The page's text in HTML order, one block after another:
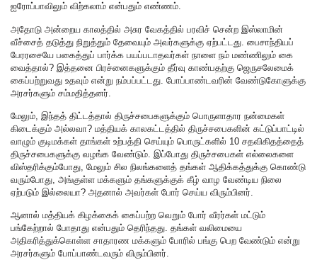
ஐரோப்பாவிலும் விற்கலாம் என்பதும் எண்ணம்.
அதோடு அன்றைய காலத்தில் அசுர வேகத்தில் பரவிச் சென்ற இஸ்லாமின்
வீச்சைத் தடுத்து நிறுத்தும் தேவையும் அவர்களுக்கு ஏற்பட்டது. பைசாந்தியப்
பேரரசையே பகைத்துப் பார்க்க பயப்படாதவர்கள் நாளை நம் மண்ணிலும் கை
வைத்தால்? இத்தனை பிரச்னைகளுக்கும் தீர்வு காண்பதற்கு ஜெருசலேமைக்
கைப்பற்றுவது உதவும் என்று நம்பப்பட்டது. போப்பாண்டவரின் வேண்டுகோளுக்கு
அரசர்களும் சம்மதித்தனர்.
மேலும், இந்தத் திட்டத்தால் திருச்சபைகளுக்கும் பொருளாதார நன்மைகள்
கிடைக்கும் அல்லவா? மத்தியக் காலகட்டத்தில் திருச்சபைகளின் கட்டுப்பாட்டில்
வாழும் குடிமக்கள் தாங்கள் உற்பத்தி செய்யும் பொருட்களில் 10 சதவிகிதத்தைத்
திருச்சபைகளுக்கு வழங்க வேண்டும். இப்போது திருச்சபைகள் எல்லைகளை
விஸ்தரிக்கும்போது, மேலும் சில நிலங்களைத் தங்கள் ஆதிக்கத்துக்கு கொண்டு
வரும்போது, அங்குள்ள மக்களும் தங்களுக்குக் கீழ் வாழ வேண்டிய நிலை
ஏற்படும் இல்லையா? அதனால் அவர்கள் போர் செய்ய விரும்பினர்.
ஆனால் மத்தியக் கிழக்கைக் கைப்பற்ற வெறும் போர் வீரர்கள் மட்டும்
பங்கேற்றால் போதாது என்பதும் தெரிந்தது. தங்கள் வலிமையை
அதிகரித்துக்கொள்ள சாதாரண மக்களும் போரில் பங்கு பெற வேண்டும் என்று
அரசர்களும் போப்பாண்டவரும் விரும்பினர்.